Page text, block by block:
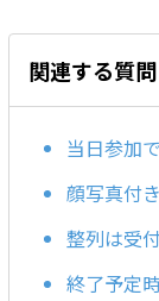
関連する質問
当日参加
顔写真付
整列は受
終了予定